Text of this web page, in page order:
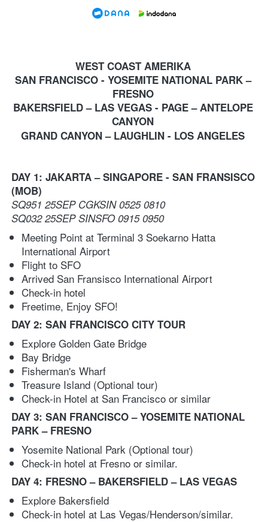
WEST COAST AMERIKA
SAN FRANCISCO - YOSEMITE NATIONAL PARK –
FRESNO
BAKERSFIELD – LAS VEGAS - PAGE – ANTELOPE
CANYON
GRAND CANYON – LAUGHLIN - LOS ANGELES
DAY 1: JAKARTA – SINGAPORE - SAN FRANSISCO
(MOB)
SQ951 25SEP CGKSIN 0525 0810
SQ032 25SEP SINSFO 0915 0950
Meeting Point at Terminal 3 Soekarno Hatta
International Airport
Flight to SFO
Arrived San Fransisco International Airport
Check-in hotel
Freetime, Enjoy SFO!
DAY 2: SAN FRANCISCO CITY TOUR
Explore Golden Gate Bridge
Bay Bridge
Fisherman's Wharf
Treasure Island (Optional tour)
Check-in Hotel at San Francisco or similar
DAY 3: SAN FRANCISCO – YOSEMITE NATIONAL
PARK – FRESNO
Yosemite National Park (Optional tour)
Check-in hotel at Fresno or similar.
DAY 4: FRESNO – BAKERSFIELD – LAS VEGAS
Explore Bakersfield
Check-in hotel at Las Vegas/Henderson/similar.